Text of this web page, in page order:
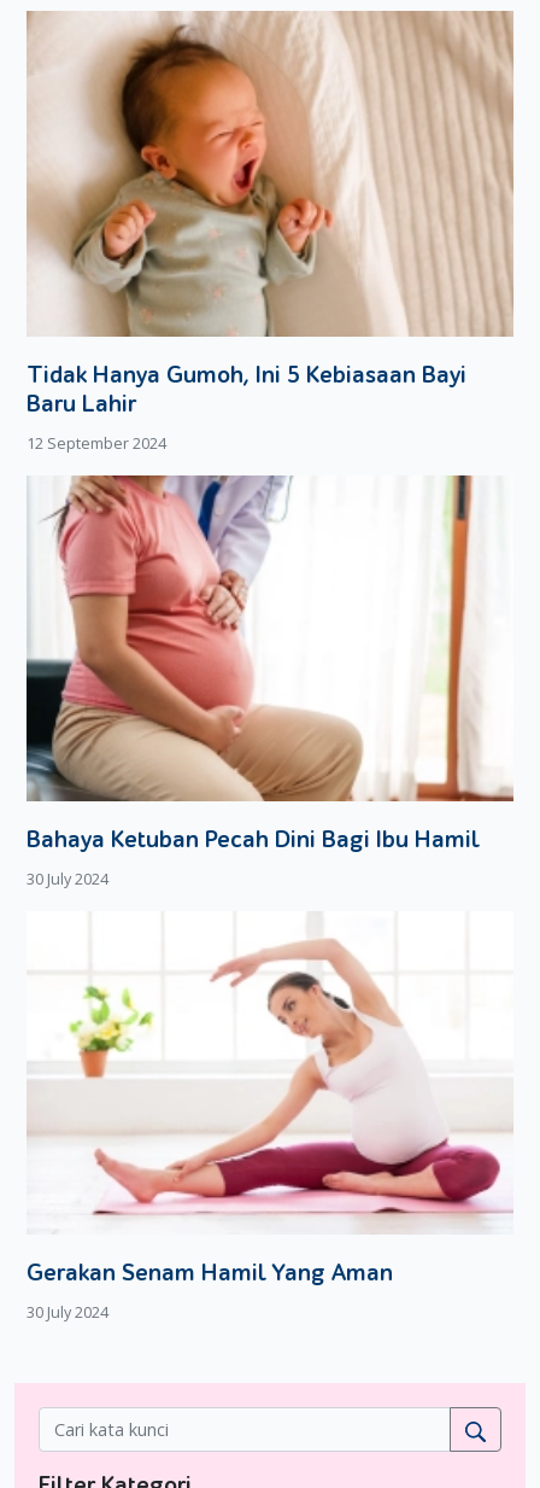
Semoga resep ini membantu Moms dalam berkreasi di
Tidak Hanya Gumoh, Ini 5 Kebiasaan Bayi
Baru Lahir
12 September 2024
Bahaya Ketuban Pecah Dini Bagi Ibu Hamil
30 July 2024
Gerakan Senam Hamil Yang Aman
30 July 2024